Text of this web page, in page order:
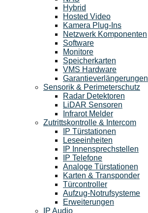
Hybrid
Hosted Video
Kamera Plug-Ins
Netzwerk Komponenten
Software
Monitore
Speicherkarten
VMS Hardware
Garantieverlängerungen
Sensorik & Perimeterschutz
Radar Detektoren
LiDAR Sensoren
Infrarot Melder
Zutrittskontrolle & Intercom
IP Türstationen
Leseeinheiten
IP Innensprechstellen
IP Telefone
Analoge Türstationen
Karten & Transponder
Türcontroller
Aufzug-Notrufsysteme
Erweiterungen
IP Audio